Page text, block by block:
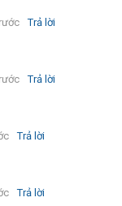
Trả lời
Trả lời
Trả lời
Trả lời